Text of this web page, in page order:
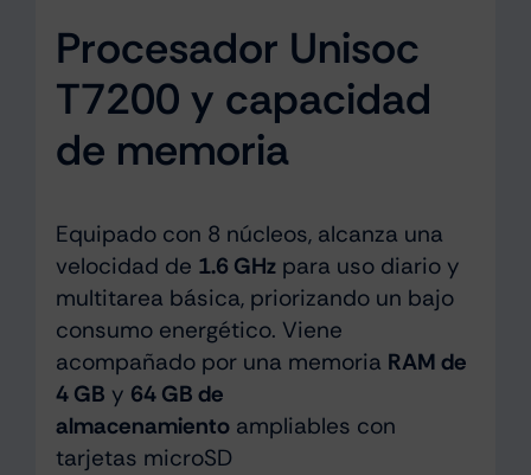
Procesador Unisoc
T7200 y capacidad
de memoria
Equipado con 8 núcleos, alcanza una
velocidad de 1.6 GHzpara uso diario y
multitarea básica, priorizando un bajo
consumo energético. Viene
acompañado por una memoria RAM de
4 GB y 64 GB de
almacenamientoampliables con
tarjetas microSD